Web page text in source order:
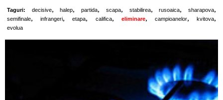
Taguri: decisive, halep, partida, scapa, stabilirea, rusoaica, sharapova,
semifinale, infrangeri, etapa, califica, eliminare, campioanelor, kvitova,
evolua